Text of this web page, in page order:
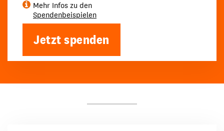
Mehr Infos zu den
Spendenbeispielen
Jetzt spenden